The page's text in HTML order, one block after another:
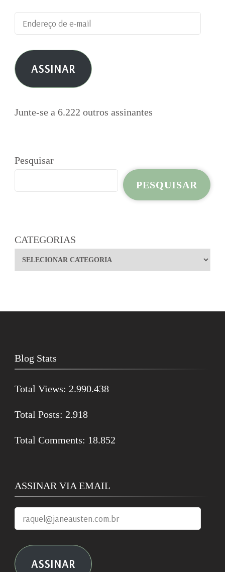
Endereço
de
e-
mail ASSINAR
Junte-se a 6.222 outros assinantes
Pesquisar
PESQUISAR
CATEGORIAS
Blog Stats
Total Views: 2.990.438
Total Posts: 2.918
Total Comments: 18.852
ASSINAR VIA EMAIL
raquel@janeausten.com.br
ASSINAR